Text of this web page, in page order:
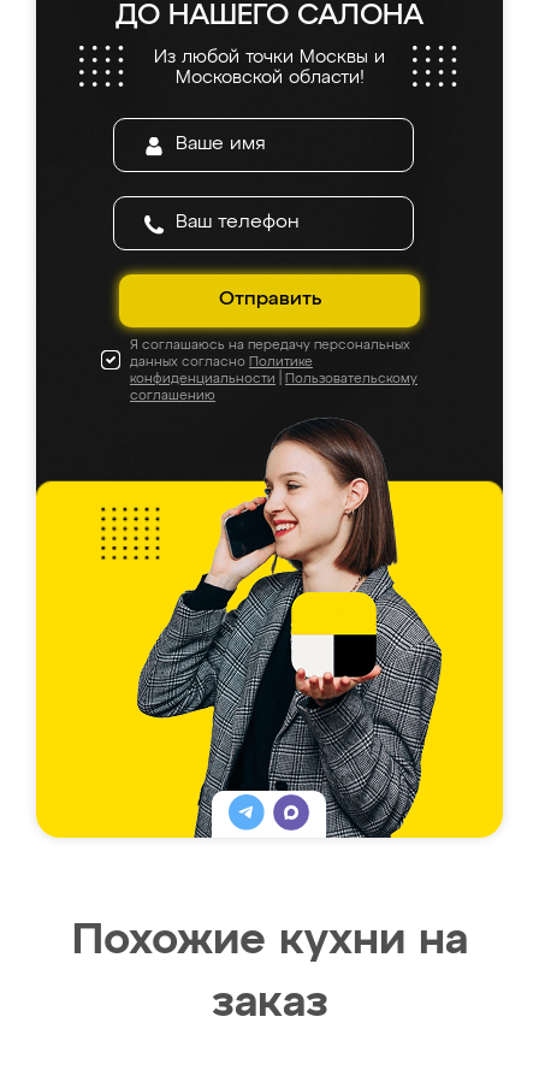
ДО НАШЕГО САЛОНА
Из любой точки Москвы и
Московской области!
Отправить
Я соглашаюсь на передачу персональных
данных согласно Политике
конфиденциальности
Пользовательскому
соглашению
Похожие кухни на
заказ